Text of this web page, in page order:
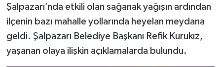
Şalpazarı’nda etkili olan sağanak yağışın ardından
ilçenin bazı mahalle yollarında heyelan meydana
geldi. Şalpazarı Belediye Başkanı Refik Kurukız,
yaşanan olaya ilişkin açıklamalarda bulundu.